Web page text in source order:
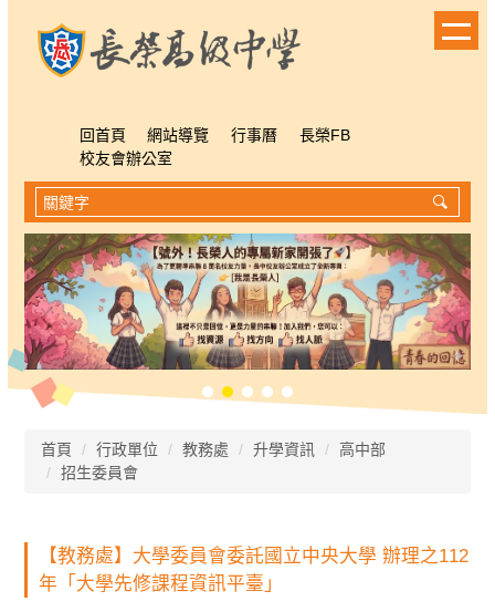
回首頁 網站導覽 行事曆
長榮FB
校友會辦公室
首頁 行政單位 教務處 升學資訊
高中部
招生委員會
【教務處】大學委員會委託國立中央大學 辦理之112
年「大學先修課程資訊平臺」